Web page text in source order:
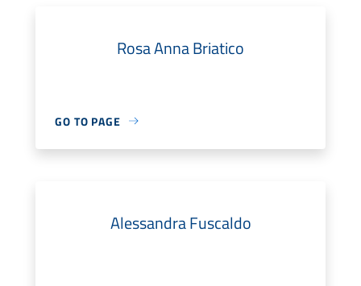
Rosa Anna Briatico
GO TO PAGE
Alessandra Fuscaldo